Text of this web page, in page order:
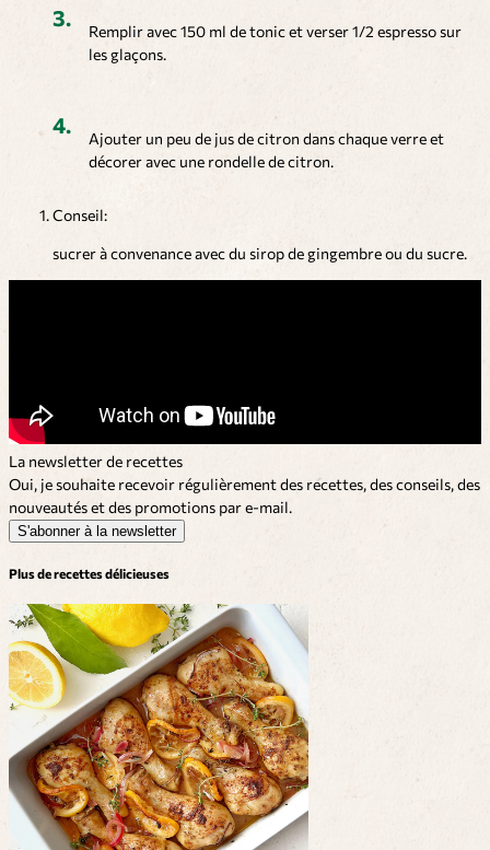
Remplir avec 150 ml de tonic et verser 1/2 espresso sur
les glaçons.
Ajouter un peu de jus de citron dans chaque verre et
décorer avec une rondelle de citron.
Conseil:
sucrer à convenance avec du sirop de gingembre ou du sucre.
La newsletter de recettes
Oui, je souhaite recevoir régulièrement des recettes, des conseils, des
nouveautés et des promotions par e-mail.
S'abonner à la newsletter
Plus de recettes délicieuses